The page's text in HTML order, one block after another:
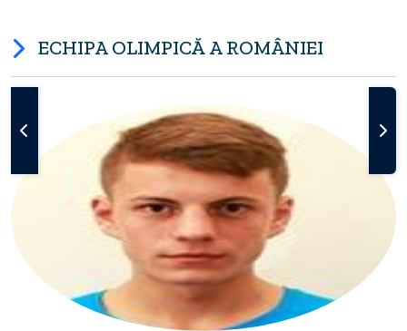
ECHIPA OLIMPICĂ A ROMÂNIEI